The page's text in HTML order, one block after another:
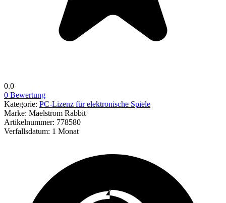
0.0
0 Bewertung
Kategorie: PC-Lizenz für elektronische Spiele
Marke: Maelstrom Rabbit
Artikelnummer: 778580
Verfallsdatum: 1 Monat